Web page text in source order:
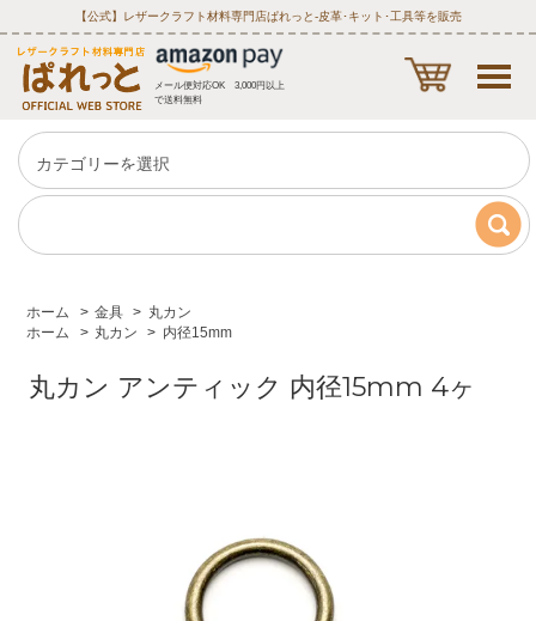
【公式】レザークラフト材料専門店ぱれっと‐皮革･キット･工具等を販売
メール便対応OK 3,000円以上
で送料無料
ホーム > 金具 > 丸カン
ホーム
> 丸カン > 内径15mm
丸カン アンティック 内径15mm 4ヶ